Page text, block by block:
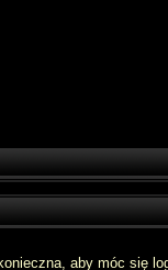
aby móc się